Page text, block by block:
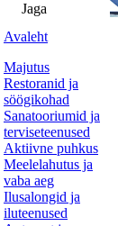
Jaga
Avaleht
Majutus
Restoranid ja
söögikohad
Sanatooriumid ja
terviseteenused
Aktiivne puhkus
Meelelahutus ja
vaba aeg
Ilusalongid ja
iluteenused